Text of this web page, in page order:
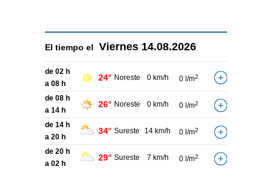
El tiempo el Viernes 14.08.2026
de 02 h
a 08 h
24° Noreste 0 km/h 0 l/m2
de 08 h
a 14 h
26° Noreste 0 km/h 0 l/m2
de 14 h
a 20 h
34° Sureste 14 km/h 0 l/m2
de 20 h
a 02 h
29° Sureste 7 km/h 0 l/m2